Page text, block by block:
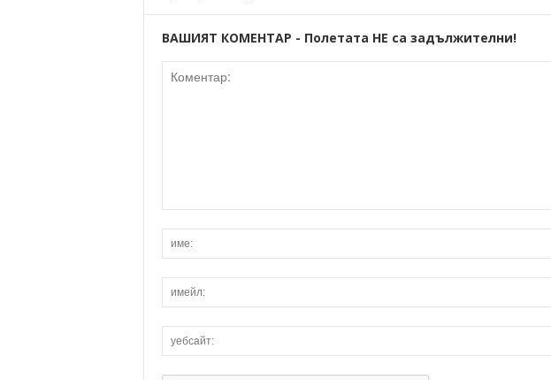
ВАШИЯТ КОМЕНТАР - Полетата НЕ са задължителни!